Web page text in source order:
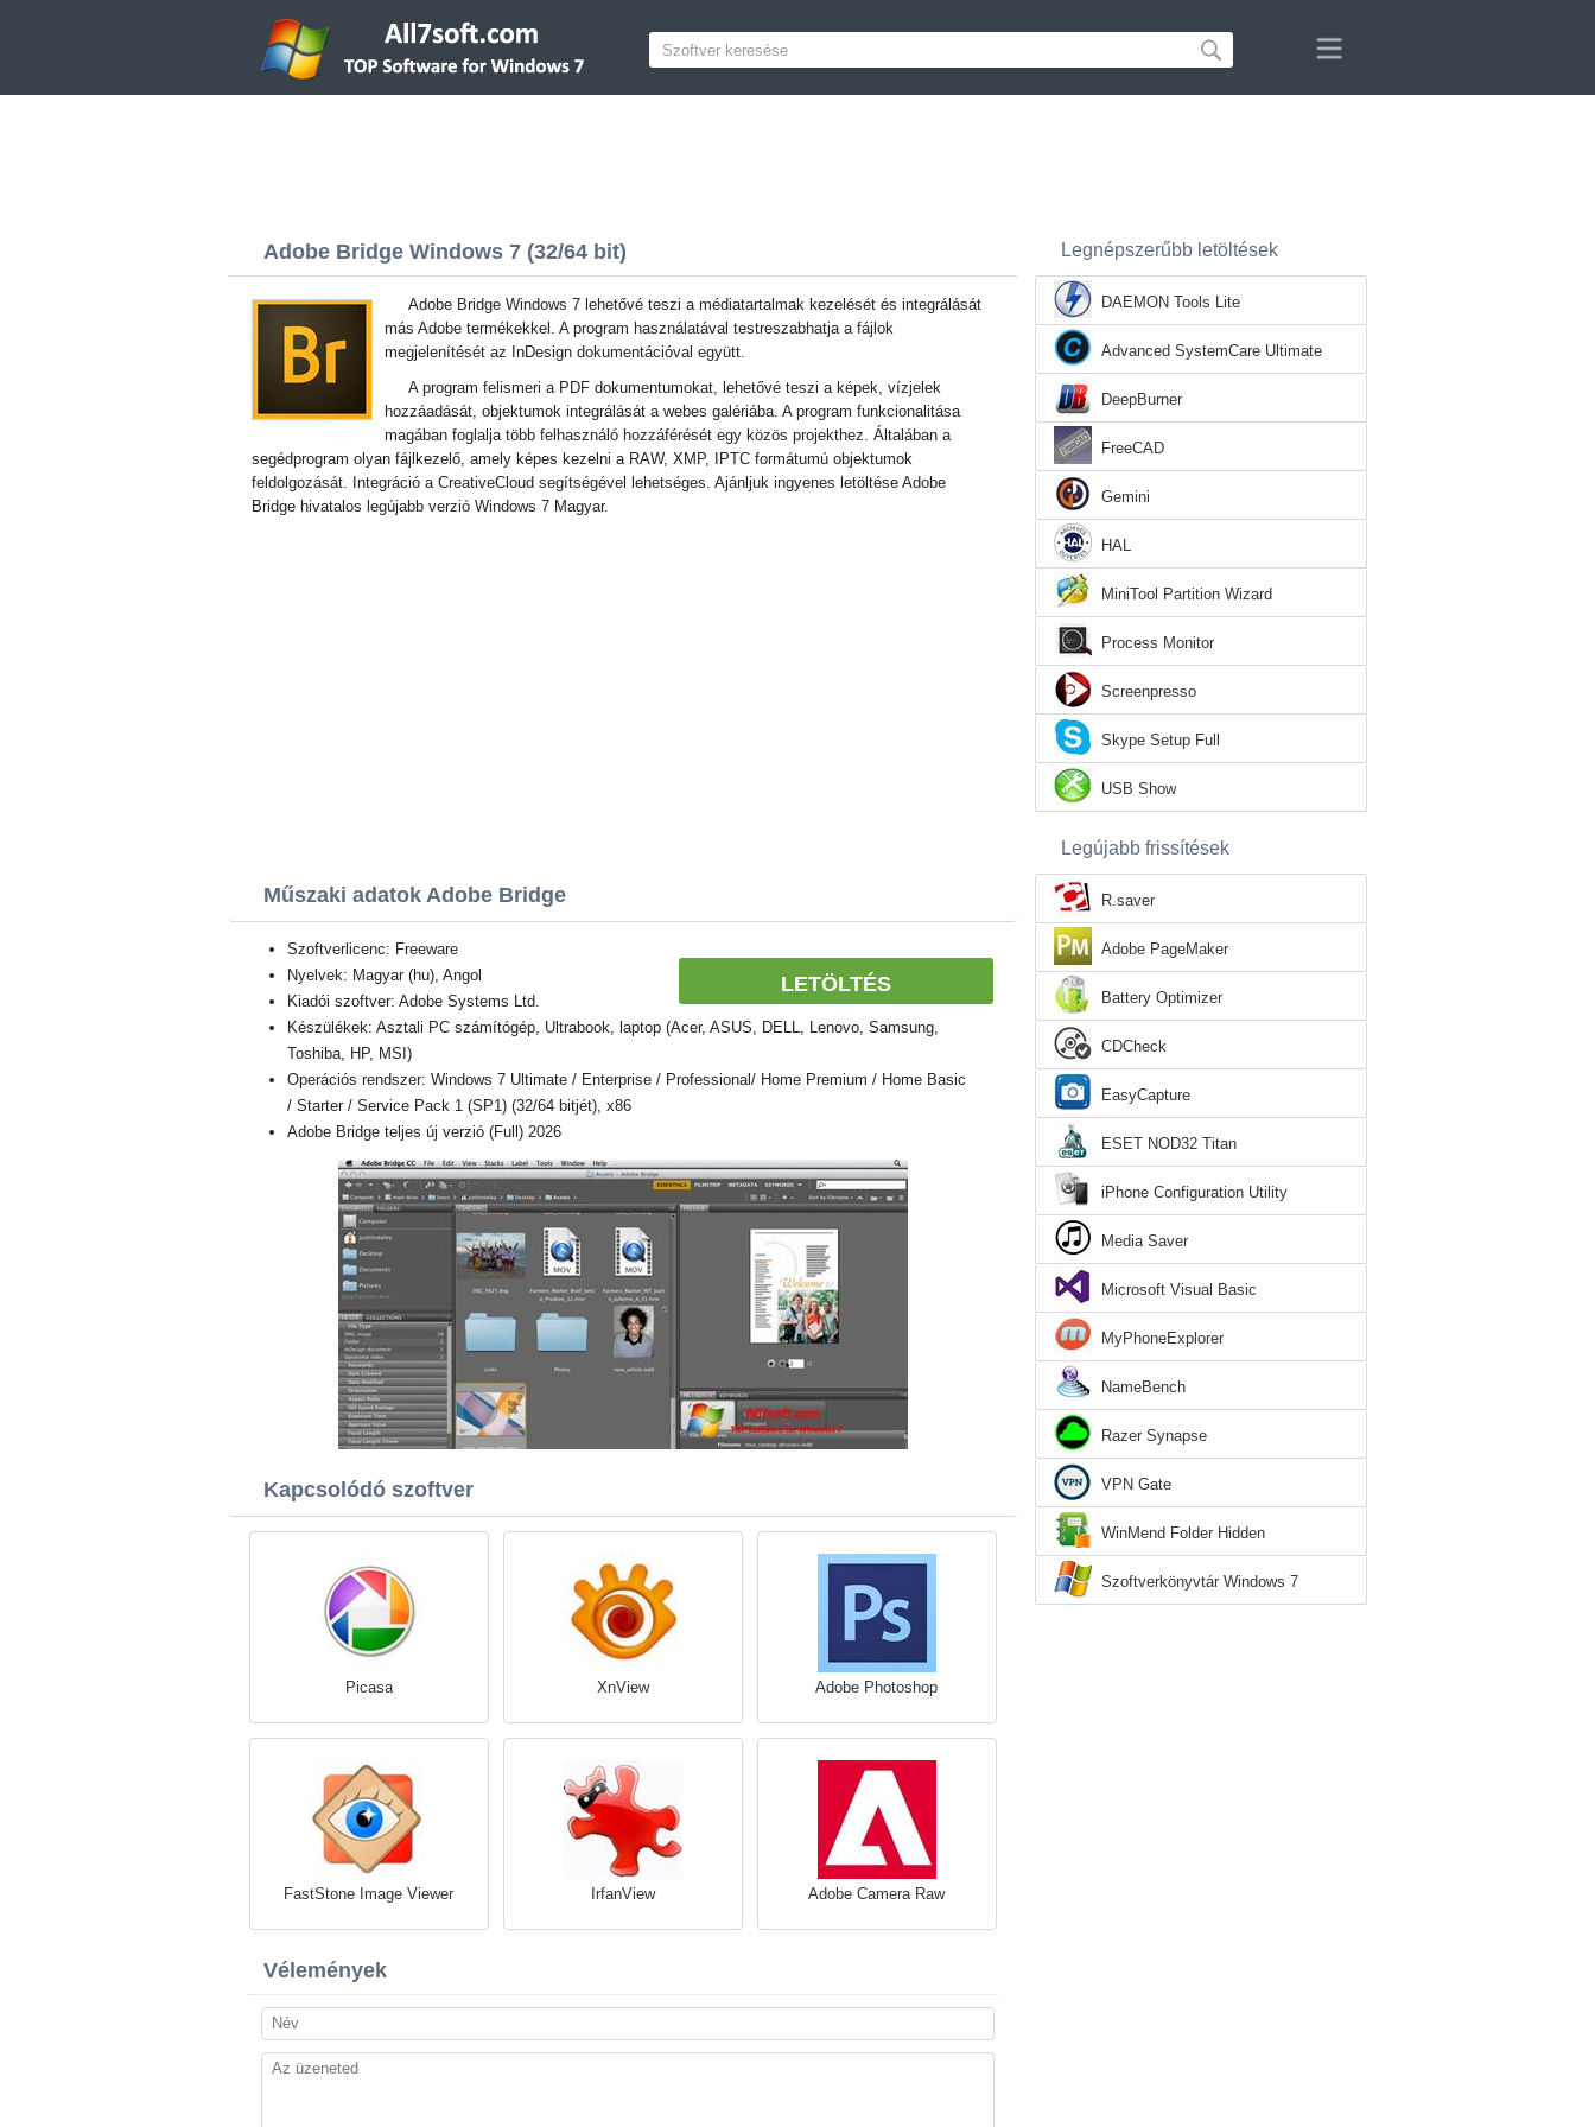
Adobe Bridge Windows 7 (32/64 bit)
Adobe Bridge Windows 7 lehetővé teszi a médiatartalmak kezelését és integrálását
más Adobe termékekkel. A program használatával testreszabhatja a fájlok
megjelenítését az InDesign dokumentációval együtt.
A program felismeri a PDF dokumentumokat, lehetővé teszi a képek, vízjelek
hozzáadását, objektumok integrálását a webes galériába. A program funkcionalitása
magában foglalja több felhasználó hozzáférését egy közös projekthez. Általában a
segédprogram olyan fájlkezelő, amely képes kezelni a RAW, XMP, IPTC formátumú objektumok
feldolgozását. Integráció a CreativeCloud segítségével lehetséges. Ajánljuk ingyenes letöltése Adobe
Bridge hivatalos legújabb verzió Windows 7 Magyar.
Műszaki adatok Adobe Bridge
LETÖLTÉS
Szoftverlicenc: Freeware
Nyelvek: Magyar (hu), Angol
Kiadói szoftver: Adobe Systems Ltd.
Készülékek: Asztali PC számítógép, Ultrabook, laptop (Acer, ASUS, DELL, Lenovo, Samsung,
Toshiba, HP, MSI)
Operációs rendszer: Windows 7 Ultimate / Enterprise / Professional/ Home Premium / Home Basic
/ Starter / Service Pack 1 (SP1) (32/64 bitjét), x86
Adobe Bridge teljes új verzió (Full) 2026
Kapcsolódó szoftver
Picasa XnView Adobe Photoshop
FastStone Image Viewer IrfanView Adobe Camera Raw
Vélemények
Legnépszerűbb letöltések
DAEMON Tools Lite
Advanced SystemCare Ultimate
DeepBurner
FreeCAD
Gemini
HAL
MiniTool Partition Wizard
Process Monitor
Screenpresso
Skype Setup Full
USB Show
Legújabb frissítések
R.saver
Adobe PageMaker
Battery Optimizer
CDCheck
EasyCapture
ESET NOD32 Titan
iPhone Configuration Utility
Media Saver
Microsoft Visual Basic
MyPhoneExplorer
NameBench
Razer Synapse
VPN Gate
WinMend Folder Hidden
Szoftverkönyvtár Windows 7